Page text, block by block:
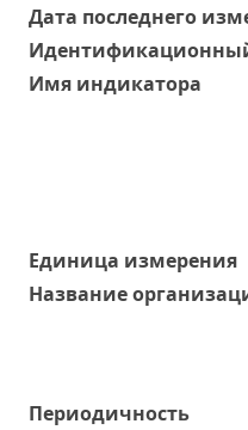
Дата последнего
Имя индикатора
Единица измерения
Название
Периодичность